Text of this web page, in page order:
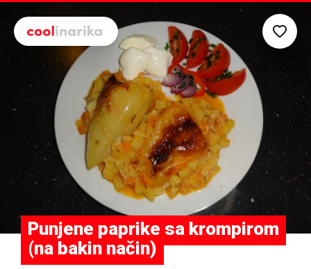
Punjene paprike sa krompirom
(na bakin način)